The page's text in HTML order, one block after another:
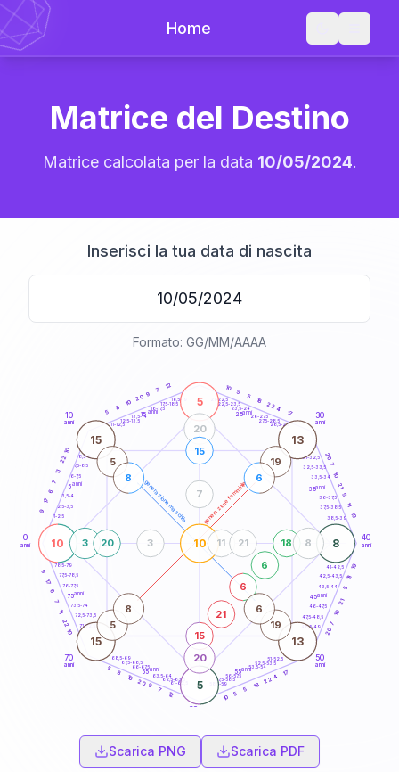
Home
Matrice del Destino
Matrice calcolata per la data 10/05/2024.
Inserisci la tua data di nascita
Formato: GG/MM/AAAA
generazione maschile generazione femminile
0
anni
10
anni
30
anni
40
anni
50
anni
60
70
anni
1-2,5
2,5-3,5
3,5-4
6-7,5
7,5-8,5
8,5-9
11-12,5
12,5-13,5
13,5-14
16-17,5
17,5-18,5
18,5-19
21-22,5
22,5-23,5
23,5-24
26-27,5
27,5-28,5
28,5-29
31-32,5
32,5-33,5
33,5-34
36-37,5
37,5-38,5
38,5-39
41-42,5
42,5-43,5
43,5-44
46-47,5
47,5-48,5
48,5-49
51-52,5
52,5-53,5
53,5-54
56-57,5
57,5-58,5
58,5-59
61-62,5
62,5-63,5
63,5-64
66-67,5
67,5-68,5
68,5-69
71-72,5
72,5-73,5
73,5-74
76-77,5
77,5-78,5
78,5-79
9
17
6
7
11
22
10
5
8
10
20 9
7
12 10
5
5
18
224
17
20
7
10
21
5
11
19
19
11
5
21
10
7
20
17
4
22
18
5
5
10
12
7
9
20
10
8
5
10
22
11
7
6
17
9
10
5
8
5
10
15 13
15 13
15
21
6
6
18
3
20
8
20
20
15
11 21
3
7
5
8
19
6
5
8
19
6
5anni
15 anni 25anni
35anni
45anni
55anni
65anni
75anni
Scarica PNG Scarica PDF